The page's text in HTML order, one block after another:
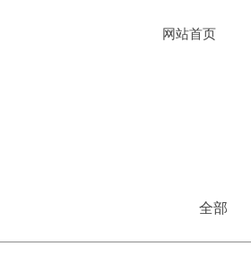
网站首页
全部